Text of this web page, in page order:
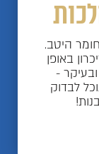
היטב.
באופן
-
לבדוק